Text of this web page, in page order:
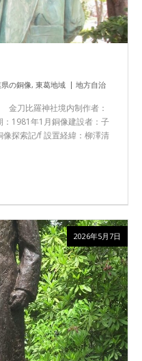
の銅像, 東葛地域 地方自治
刀比羅神社境内制作者：
1981年1月銅像建設者：子
探索記/f 設置経緯：柳澤清
2026年5月7日